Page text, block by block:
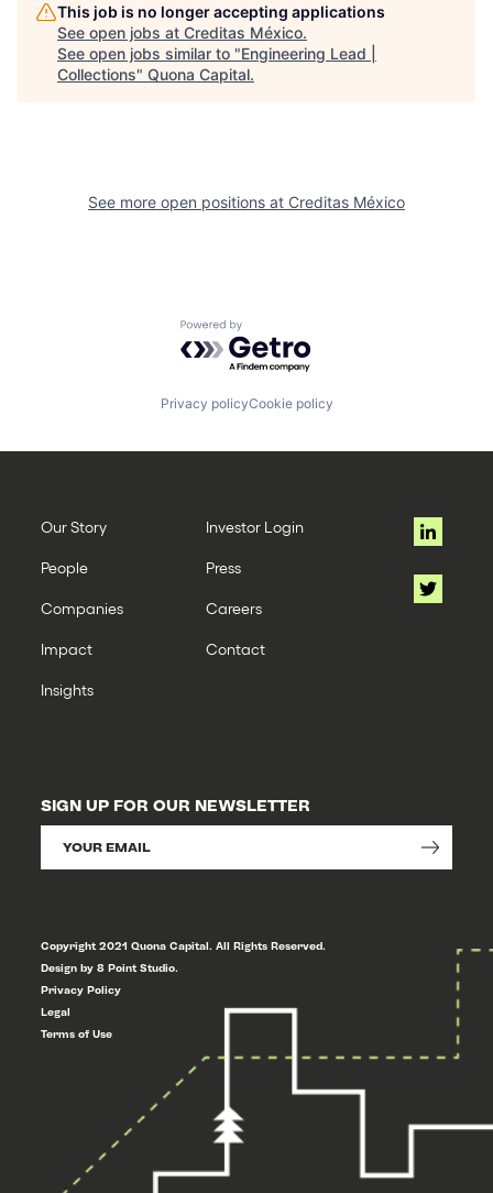
This job is no longer accepting applications
See open jobs at Creditas México.
See open jobs similar to "Engineering Lead |
Collections" Quona Capital.
See more open positions at Creditas México
Powered by Getro.com
Privacy policyCookie policy
Our Story
People
Companies
Impact
Insights
Investor Login
Press
Careers
Contact
SIGN UP FOR OUR NEWSLETTER
Copyright 2021 Quona Capital. All Rights Reserved.
Design by 8 Point Studio.
Privacy Policy
Legal
Terms of Use